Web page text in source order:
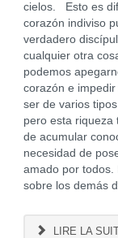
cielos. Esto es
corazón indiviso
verdadero
cualquier otra
podemos
corazón e
ser de varios
pero esta riqueza
de acumular
necesidad de
amado por todos.
sobre los demás
LIRE LA